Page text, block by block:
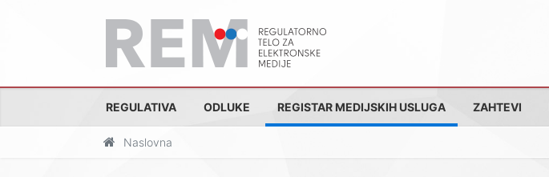
REGULATIVA ODLUKE REGISTAR MEDIJSKIH USLUGA ZAHTEVI
Naslovna